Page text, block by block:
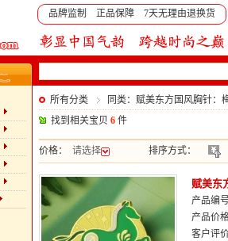
品牌监制 正品保障 7天无理由退换货
所有分类
同类：赋美东方国风胸针：
找到相关宝贝 6 件
价格： 请选择 排序方式：
赋美东
产品编
产品价
客户评